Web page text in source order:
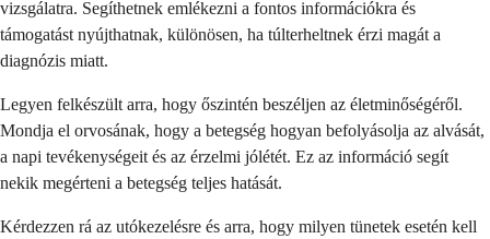
vizsgálatra. Segíthetnek emlékezni a fontos információkra és
támogatást nyújthatnak, különösen, ha túlterheltnek érzi magát a
diagnózis miatt.
Legyen felkészült arra, hogy őszintén beszéljen az életminőségéről.
Mondja el orvosának, hogy a betegség hogyan befolyásolja az alvását,
a napi tevékenységeit és az érzelmi jólétét. Ez az információ segít
nekik megérteni a betegség teljes hatását.
Kérdezzen rá az utókezelésre és arra, hogy milyen tünetek esetén kell